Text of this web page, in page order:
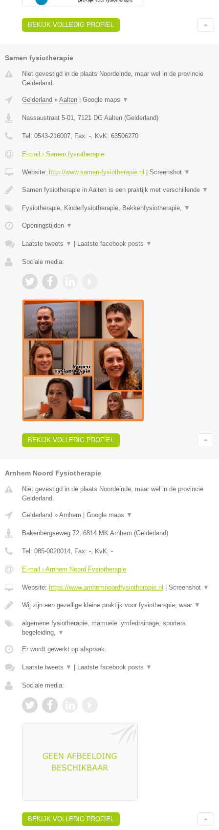
BEKIJK VOLLEDIG PROFIEL
Samen fysiotherapie
Niet gevestigd in de plaats Noordeinde, maar wel in de provincie
Gelderland.
Gelderland » Aalten Google maps ▼
Nassaustraat 5-01 7121 DG Aalten (Gelderland)
Tel: 0543-216007 , Fax: - , KvK: 63506270
E-mail › Samen fysiotherapie
Website: http://www.samen-fysiotherapie.nl Screenshot ▼
Samen fysiotherapie in Aalten is een praktijk met verschillende ▼
Fysiotherapie, Kinderfysiotherapie, Bekkenfysiotherapie, ▼
Openingstijden ▼
Laatste tweets ▼ Laatste facebook posts ▼
Sociale media:
BEKIJK VOLLEDIG PROFIEL
Arnhem Noord Fysiotherapie
Niet gevestigd in de plaats Noordeinde, maar wel in de provincie
Gelderland.
Gelderland » Arnhem Google maps ▼
Bakenbergseweg 72 6814 MK Arnhem (Gelderland)
Tel: 085-0020014 , Fax: - , KvK: -
E-mail › Arnhem Noord Fysiotherapie
Website: https://www.arnhemnoordfysiotherapie.nl Screenshot ▼
Wij zijn een gezellige kleine praktijk voor fysiotherapie, waar ▼
algemene fysiotherapie, mamuele lymfedrainage, sporters
begeleiding,
▼
Er wordt gewerkt op afspraak.
Laatste tweets ▼ Laatste facebook posts ▼
Sociale media:
BEKIJK VOLLEDIG PROFIEL